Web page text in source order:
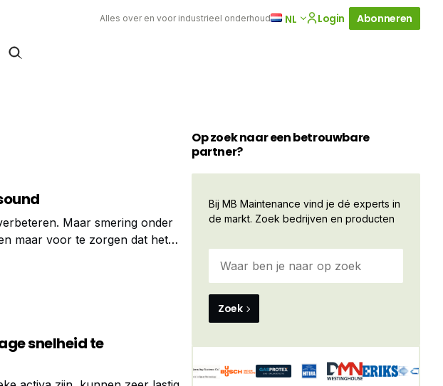
Alles over en voor industrieel onderhoud NL Login Abonneren
Maar smering onder
maar voor te zorgen dat het
moment wordt gebruikt. Niet zo
snelheid te
Op zoek naar een betrouwbare
partner?
Bij MB Maintenance vind je dé experts in
de markt. Zoek bedrijven en producten
Zoek